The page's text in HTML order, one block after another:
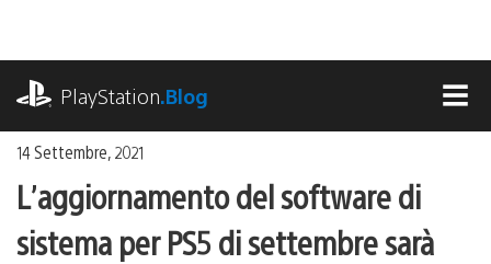
contenuto
PlayStation.Blog
14 Settembre, 2021
L’aggiornamento del software di
sistema per PS5 di settembre sarà